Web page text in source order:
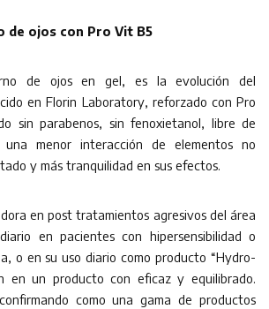
de ojos con Pro Vit B5
de ojos en gel, es la evolución del
en Florin Laboratory, reforzado con Pro
sin parabenos, sin fenoxietanol, libre de
una menor interacción de elementos no
y más tranquilidad en sus efectos.
en post tratamientos agresivos del área
en pacientes con hipersensibilidad o
o en su uso diario como producto “Hydro-
en un producto con eficaz y equilibrado.
como una gama de productos